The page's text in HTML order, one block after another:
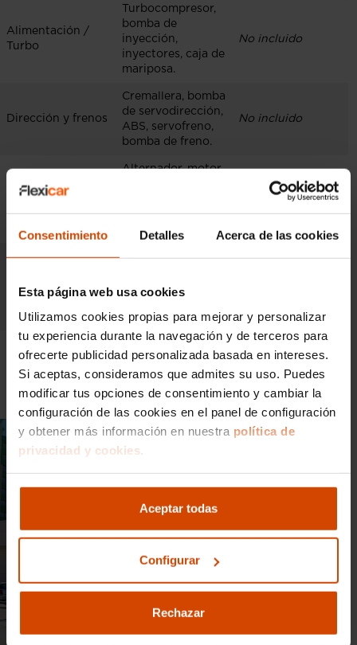
Consentimiento Detalles Acerca de las cookies
Esta página web usa cookies
Utilizamos cookies propias para mejorar y personalizar
tu experiencia durante la navegación y de terceros para
ofrecerte publicidad personalizada basada en intereses.
Si aceptas, consideramos que admites su uso. Puedes
modificar tus opciones de consentimiento y cambiar la
configuración de las cookies en el panel de configuración
y obtener más información en nuestra política de
privacidad y cookies.
Aceptar todas
Configurar
Rechazar
Alimentación /
Turbo
Turbocompresor,
bomba de
inyección,
inyectores, caja de
mariposa.
No incluido
Dirección y frenos
Cremallera, bomba
de servodirección,
ABS, servofreno,
bomba de freno.
No incluido
Sistema eléctrico
Alternador, motor
de
elevalunas/cierre.
No incluido
Climatización
Compresor,
conducciones de
acondicionado.
Refrigeración
Barras
estabilizadoras,
bomba de agua,
radiador,
No incluido